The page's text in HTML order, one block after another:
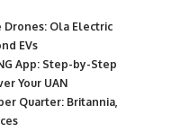
Drones: Ola Electric
EVs
App: Step-by-Step
Your UAN
Quarter: Britannia,